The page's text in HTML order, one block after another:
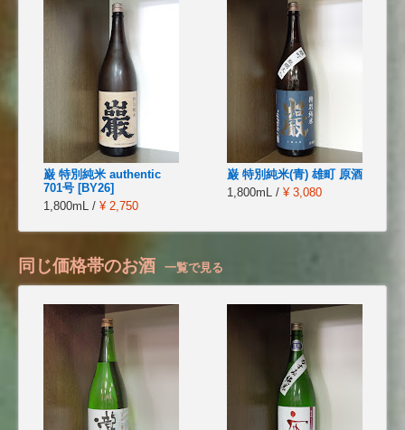
巌 特別純米 authentic
701号 [BY26]
1,800mL / ¥ 2,750
巌 特別純米(青) 雄町 原酒
1,800mL / ¥ 3,080
同じ価格帯のお酒 一覧で見る